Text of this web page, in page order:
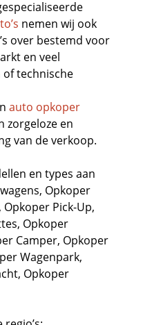
nemen wij ook
over bestemd voor
en veel
technische
auto opkoper
zorgeloze en
van de verkoop.
en types aan
, Opkoper
, Opkoper Pick-Up,
, Opkoper
Camper, Opkoper
Wagenpark,
, Opkoper